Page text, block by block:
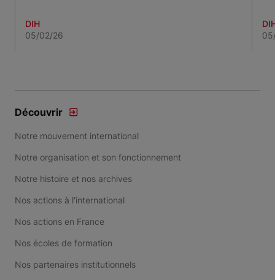
DIH
05/02/26
Découvrir
Notre mouvement international
Notre organisation et son fonctionnement
Notre histoire et nos archives
Nos actions à l'international
Nos actions en France
Nos écoles de formation
Nos partenaires institutionnels